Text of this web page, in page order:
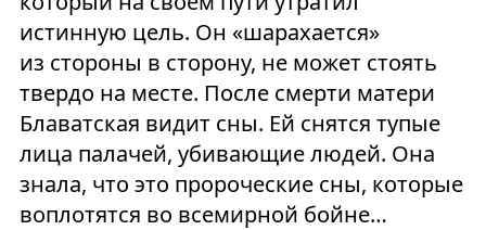
истинную цель. Он «шарахается»
из стороны в сторону, не может стоять
твердо на месте. После смерти матери
Блаватская видит сны. Ей снятся тупые
лица палачей, убивающие людей. Она
знала, что это пророческие сны, которые
воплотятся во всемирной бойне…